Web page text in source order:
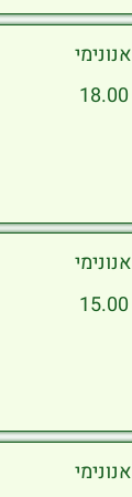
אנונימי
18.00
אנונימי
15.00
אנונימי